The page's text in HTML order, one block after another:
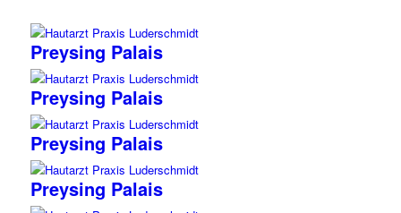
Preysing Palais
Preysing Palais
Preysing Palais
Preysing Palais